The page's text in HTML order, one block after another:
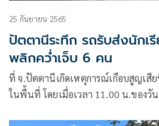
25 กันยายน 2565
ปัตตานีระทึก รถรับส่งนักเ
พลิกคว่ำเจ็บ 6 คน
ที่ จ.ปัตตานีเกิดเหตุการณ์เกือบสูญเสี
ในพื้นที่ โดยเมื่อเวลา 11.00 น.ของวั